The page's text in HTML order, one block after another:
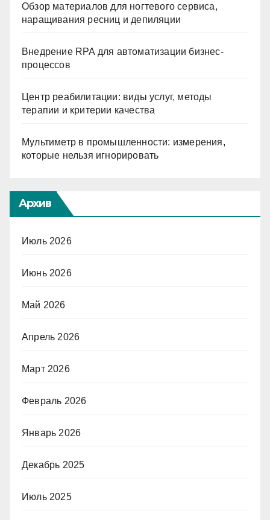
Обзор материалов для ногтевого сервиса,
наращивания ресниц и депиляции
Внедрение RPA для автоматизации бизнес-
процессов
Центр реабилитации: виды услуг, методы
терапии и критерии качества
Мультиметр в промышленности: измерения,
которые нельзя игнорировать
Архив
Июль 2026
Июнь 2026
Май 2026
Апрель 2026
Март 2026
Февраль 2026
Январь 2026
Декабрь 2025
Июль 2025